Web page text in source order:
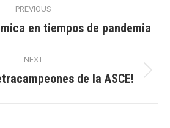
PREVIOUS
Previous
en tiempos de pandemia
NEXT
Next
de la ASCE!